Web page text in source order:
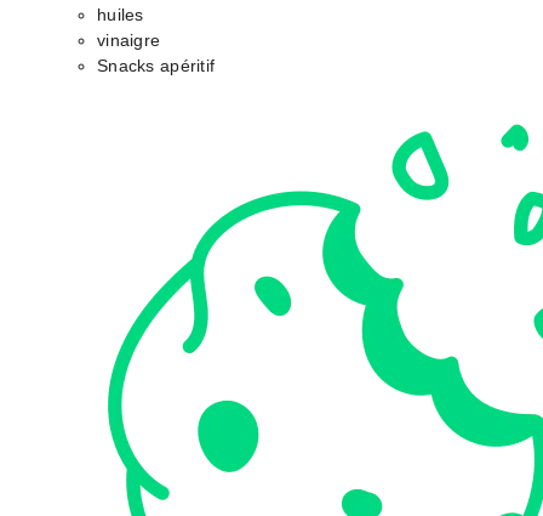
huiles
vinaigre
Snacks apéritif